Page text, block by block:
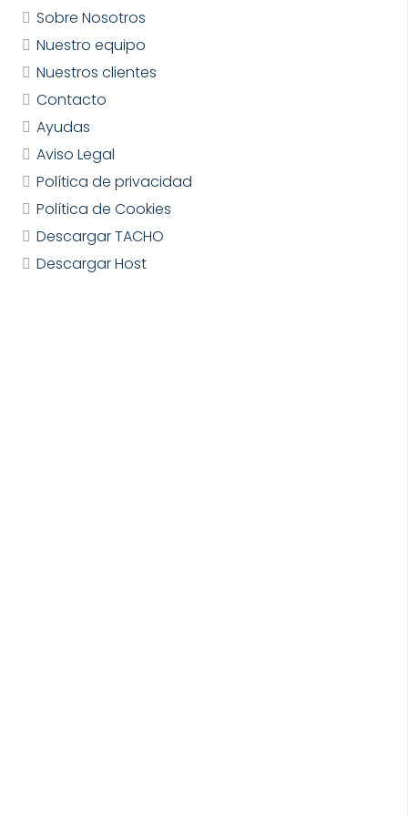
Sobre Nosotros
Nuestro equipo
Nuestros clientes
Contacto
Ayudas
Aviso Legal
Política de privacidad
Política de Cookies
Descargar TACHO
Descargar Host